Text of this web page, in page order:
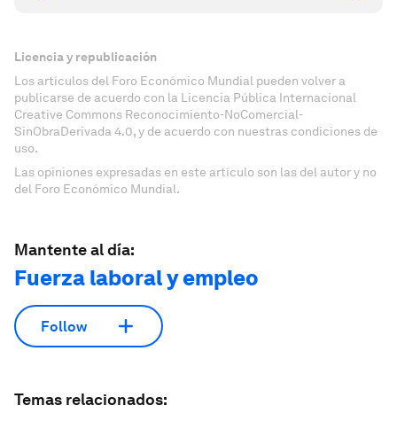
Licencia y republicación
Los artículos del Foro Económico Mundial pueden volver a
publicarse de acuerdo con la Licencia Pública Internacional
Creative Commons Reconocimiento-NoComercial-
SinObraDerivada 4.0, y de acuerdo con nuestras condiciones de
uso.
Las opiniones expresadas en este artículo son las del autor y no
del Foro Económico Mundial.
Mantente al día:
Fuerza laboral y empleo
Follow
Temas relacionados: